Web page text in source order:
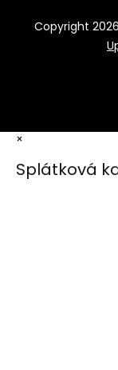
Copyright 2026
×
Splátková